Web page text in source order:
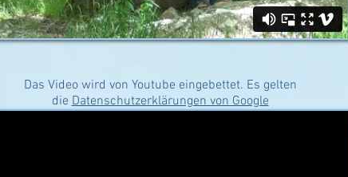
Das Video wird von Youtube eingebettet. Es gelten
dieDatenschutzerklärungen von Google